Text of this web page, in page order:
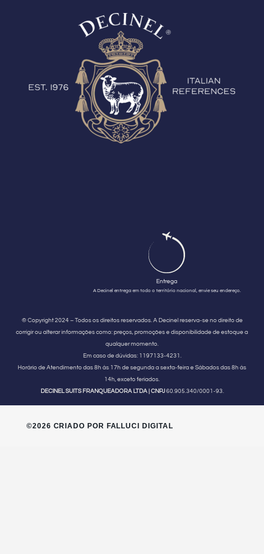
Entrega
A Decinel entrega em todo o território nacional, envie seu endereço.
© Copyright 2024 – Todos os direitos reservados. A Decinel reserva-se no direito de
corrigir ou alterar informações como: preços, promoções e disponibilidade de estoque a
qualquer momento.
Em caso de dúvidas:1197133-4231.
Horário de Atendimento das 8h às 17h de segunda a sexta-feira e Sábados das 8h às
14h, exceto feriados.
DECINEL SUITS FRANQUEADORA LTDA | CNPJ60.905.340/0001-93.
©2026 CRIADO POR FALLUCI DIGITAL